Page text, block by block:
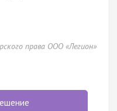
права ООО «Легион»